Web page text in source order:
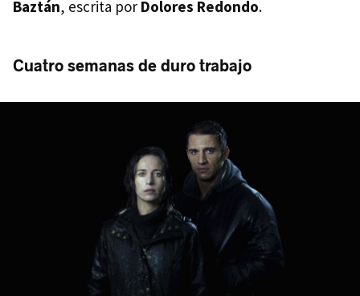
Baztán, escrita por Dolores Redondo.
Cuatro semanas de duro trabajo